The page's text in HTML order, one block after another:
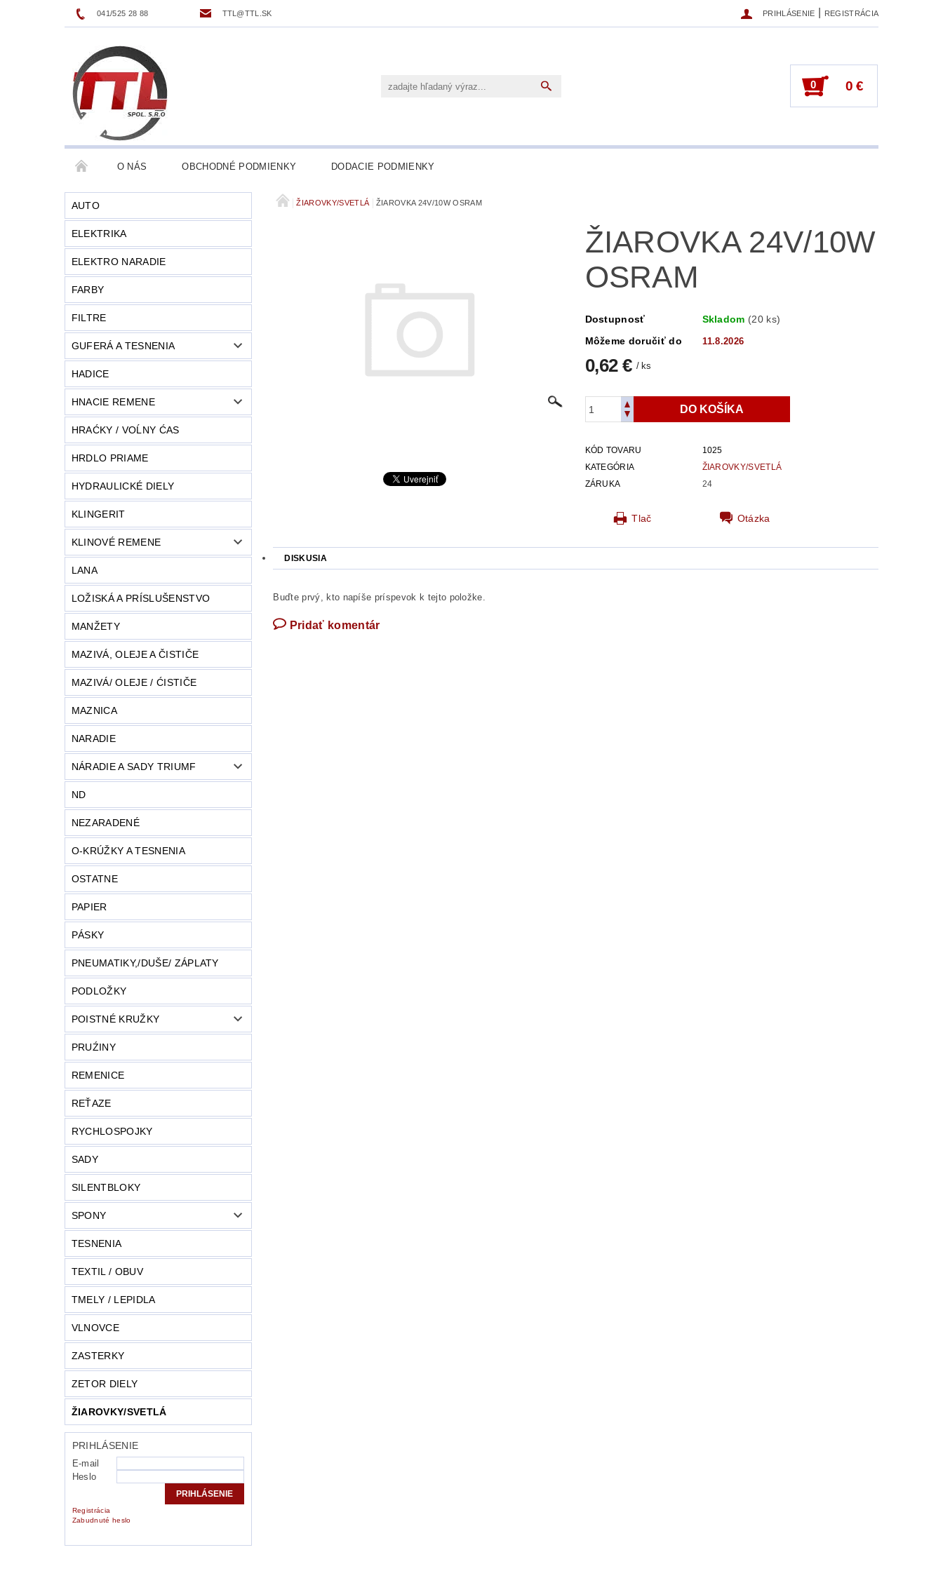
041/525 28 88 TTL@TTL.SK PRIHLÁSENIE REGISTRÁCIA
0 0 €
O NÁS OBCHODNÉ PODMIENKY DODACIE PODMIENKY
AUTO
ELEKTRIKA
ELEKTRO NARADIE
FARBY
FILTRE
GUFERÁ A TESNENIA
HADICE
HNACIE REMENE
HRAĆKY / VOĹNY ĆAS
HRDLO PRIAME
HYDRAULICKÉ DIELY
KLINGERIT
KLINOVÉ REMENE
LANA
LOŽISKÁ A PRÍSLUŠENSTVO
MANŽETY
MAZIVÁ, OLEJE A ČISTIČE
MAZIVÁ/ OLEJE / ĆISTIČE
MAZNICA
NARADIE
NÁRADIE A SADY TRIUMF
ND
NEZARADENÉ
O-KRÚŽKY A TESNENIA
OSTATNE
PAPIER
PÁSKY
PNEUMATIKY,/DUŠE/ ZÁPLATY
PODLOŽKY
POISTNÉ KRUŽKY
PRUŹINY
REMENICE
REŤAZE
RYCHLOSPOJKY
SADY
SILENTBLOKY
SPONY
TESNENIA
TEXTIL / OBUV
TMELY / LEPIDLA
VLNOVCE
ZASTERKY
ZETOR DIELY
ŽIAROVKY/SVETLÁ
PRIHLÁSENIE
E-mail
Heslo
Registrácia
Zabudnuté heslo
ŽIAROVKY/SVETLÁ ŽIAROVKA 24V/10W OSRAM
ŽIAROVKA 24V/10W
OSRAM
Dostupnosť Skladom (20 ks)
Môžeme doručiť do
11.8.2026
0,62 €/ ks
KÓD TOVARU
1025
KATEGÓRIA
ŽIAROVKY/SVETLÁ
ZÁRUKA
24
Tlač Otázka
DISKUSIA
Buďte prvý, kto napíše príspevok k tejto položke.
Pridať komentár